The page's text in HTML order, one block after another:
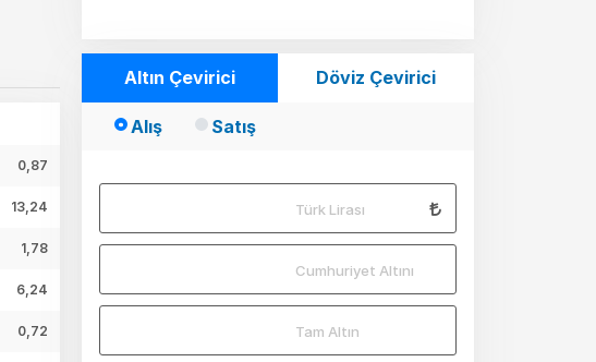
0,87
13,24
1,78
6,24
0,72
Altın Çevirici Döviz Çevirici
Alış Satış
Türk Lirası
Cumhuriyet Altını
Tam Altın